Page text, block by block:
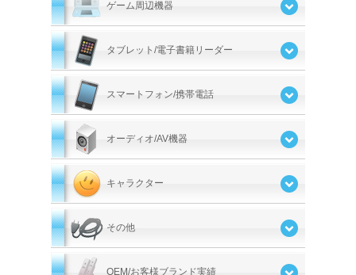
ゲーム周辺機器
タブレット/電子書籍リーダー
スマートフォン/携帯電話
オーディオ/AV機器
キャラクター
その他
OEM/お客様ブランド実績